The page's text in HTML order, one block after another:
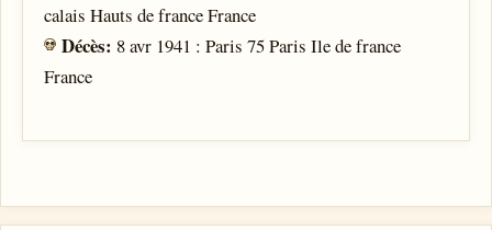
calais Hauts de france France
Décès: 8 avr 1941 : Paris 75 Paris Ile de france
France